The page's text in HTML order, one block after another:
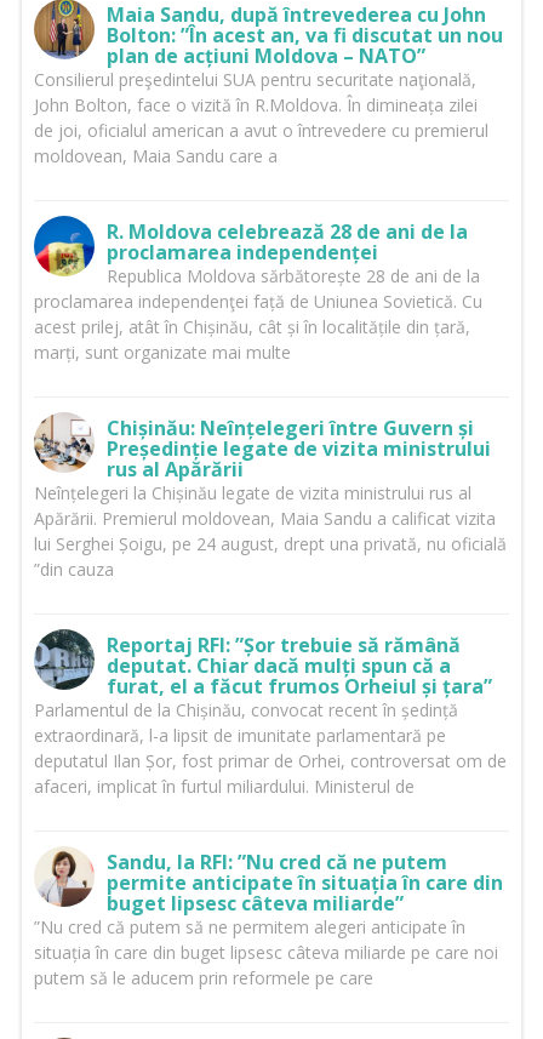
Maia Sandu, după întrevederea cu John
Bolton: ”În acest an, va fi discutat un nou
plan de acțiuni Moldova – NATO”
Consilierul preşedintelui SUA pentru securitate naţională,
John Bolton, face o vizită în R.Moldova. În dimineața zilei
de joi, oficialul american a avut o întrevedere cu premierul
moldovean, Maia Sandu care a
R. Moldova celebrează 28 de ani de la
proclamarea independenței
Republica Moldova sărbătorește 28 de ani de la
proclamarea independenţei față de Uniunea Sovietică. Cu
acest prilej, atât în Chișinău, cât și în localitățile din țară,
marți, sunt organizate mai multe
Chișinău: Neînțelegeri între Guvern și
Președinție legate de vizita ministrului
rus al Apărării
Neînțelegeri la Chișinău legate de vizita ministrului rus al
Apărării. Premierul moldovean, Maia Sandu a calificat vizita
lui Serghei Șoigu, pe 24 august, drept una privată, nu oficială
”din cauza
Reportaj RFI: ”Șor trebuie să rămână
deputat. Chiar dacă mulți spun că a
furat, el a făcut frumos Orheiul și țara”
Parlamentul de la Chișinău, convocat recent în ședință
extraordinară, l-a lipsit de imunitate parlamentară pe
deputatul Ilan Șor, fost primar de Orhei, controversat om de
afaceri, implicat în furtul miliardului. Ministerul de
Sandu, la RFI: ”Nu cred că ne putem
permite anticipate în situația în care din
buget lipsesc câteva miliarde”
”Nu cred că putem să ne permitem alegeri anticipate în
situația în care din buget lipsesc câteva miliarde pe care noi
putem să le aducem prin reformele pe care